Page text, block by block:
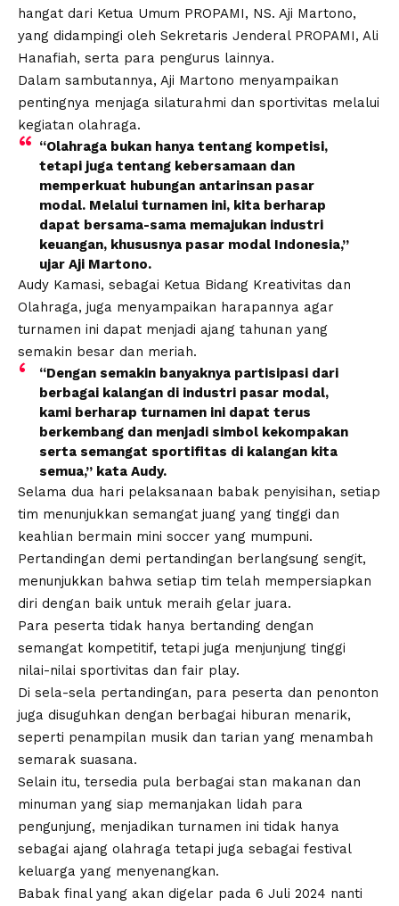
hangat dari Ketua Umum PROPAMI, NS. Aji Martono,
yang didampingi oleh Sekretaris Jenderal PROPAMI, Ali
Hanafiah, serta para pengurus lainnya.
Dalam sambutannya, Aji Martono menyampaikan
pentingnya menjaga silaturahmi dan sportivitas melalui
kegiatan olahraga.
“Olahraga bukan hanya tentang kompetisi,
tetapi juga tentang kebersamaan dan
memperkuat hubungan antarinsan pasar
modal. Melalui turnamen ini, kita berharap
dapat bersama-sama memajukan industri
keuangan, khususnya pasar modal Indonesia,”
ujar Aji Martono.
Audy Kamasi, sebagai Ketua Bidang Kreativitas dan
Olahraga, juga menyampaikan harapannya agar
turnamen ini dapat menjadi ajang tahunan yang
semakin besar dan meriah.
“Dengan semakin banyaknya partisipasi dari
berbagai kalangan di industri pasar modal,
kami berharap turnamen ini dapat terus
berkembang dan menjadi simbol kekompakan
serta semangat sportifitas di kalangan kita
semua,” kata Audy.
Selama dua hari pelaksanaan babak penyisihan, setiap
tim menunjukkan semangat juang yang tinggi dan
keahlian bermain mini soccer yang mumpuni.
Pertandingan demi pertandingan berlangsung sengit,
menunjukkan bahwa setiap tim telah mempersiapkan
diri dengan baik untuk meraih gelar juara.
Para peserta tidak hanya bertanding dengan
semangat kompetitif, tetapi juga menjunjung tinggi
nilai-nilai sportivitas dan fair play.
Di sela-sela pertandingan, para peserta dan penonton
juga disuguhkan dengan berbagai hiburan menarik,
seperti penampilan musik dan tarian yang menambah
semarak suasana.
Selain itu, tersedia pula berbagai stan makanan dan
minuman yang siap memanjakan lidah para
pengunjung, menjadikan turnamen ini tidak hanya
sebagai ajang olahraga tetapi juga sebagai festival
keluarga yang menyenangkan.
Babak final yang akan digelar pada 6 Juli 2024 nanti